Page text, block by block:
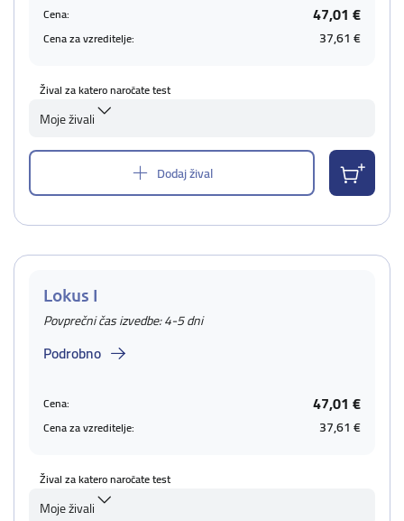
Cena: 47,01 €
Cena za vzreditelje: 37,61 €
Žival za katero naročate test
Moje živali
Dodaj žival
Lokus I
Povprečni čas izvedbe: 4-5 dni
Podrobno
Cena: 47,01 €
Cena za vzreditelje: 37,61 €
Žival za katero naročate test
Moje živali